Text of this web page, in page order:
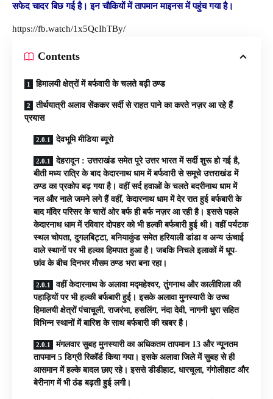
सफेद चादर बिछ गई है। इन चौकियों में तापमान माइनस में पहुंच गया है।
https://fb.watch/1x5QcIhTBy/
Contents
हिमालयी क्षेत्रों में बर्फवारी के चलते बढ़ी ठण्ड
तीर्थयात्री अलाव सेंककर सर्दी से राहत पाने का करते नज़र आ रहे हैं
प्रयास
देवभूमि मीडिया ब्यूरो
देहरादून : उत्तराखंड समेत पूरे उत्तर भारत में सर्दी शुरू हो गई है,
बीती मध्य रात्रि के बाद केदारनाथ धाम में बर्फवारी से समूचे उत्तराखंड में
ठण्ड का प्रकोप बढ़ गया है। वहीं सर्द हवाओं के चलते बदरीनाथ धाम में
नल और नाले जमने लगे हैं वहीं, केदारनाथ धाम में देर रात हुई बर्फबारी के
बाद मंदिर परिसर के चारों ओर बर्फ ही बर्फ नज़र आ रही है। इससे पहले
केदारनाथ धाम में रविवार दोपहर को भी हल्की बर्फबारी हुई थी। वहीं पर्यटक
स्थल चोपता, दुगलबिट्टा, बनियाकुंड समेत हरियाली डांडा व अन्य ऊंचाई
वाले स्थानों पर भी हल्का हिमपात हुआ है। जबकि निचले इलाकों में धूप-
छांव के बीच दिनभर मौसम ठण्ड भरा बना रहा।
वहीं केदारनाथ के अलावा मद्महेश्वर, तुंगनाथ और कालीशिला की
पहाड़ियों पर भी हल्की बर्फबारी हुई। इसके अलावा मुनस्यारी के उच्च
हिमालयी क्षेत्रों पंचाचूली, राजरंभा, हसलिंग, नंदा देवी, नागनी धुरा सहित
विभिन्न स्थानों में बारिश के साथ बर्फबारी की खबर है।
मंगलवार सुबह मुनस्यारी का अधिकतम तापमान 13 और न्यूनतम
तापमान 5 डिग्री रिकॉर्ड किया गया। इसके अलावा जिले में सुबह से ही
आसमान में हल्के बादल छाए रहे। इससे डीडीहाट, धारचूला, गंगोलीहाट और
बेरीनाग में भी ठंड बढ़ती हुई लगी।